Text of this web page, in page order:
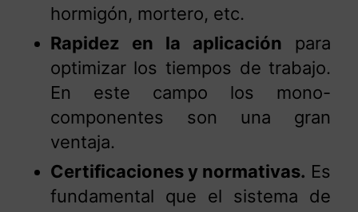
hormigón, mortero, etc.
Rapidez en la aplicación para
optimizar los tiempos de trabajo.
En este campo los mono-
componentes son una gran
ventaja.
Certificaciones y normativas. Es
fundamental que el sistema de